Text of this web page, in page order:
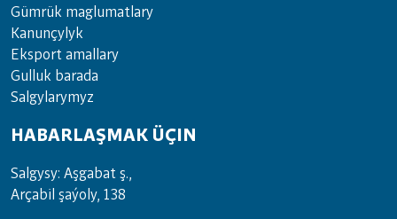
Gümrük maglumatlary
Kanunçylyk
Eksport amallary
Gulluk barada
Salgylarymyz
HABARLAŞMAK ÜÇIN
Salgysy: Aşgabat ş.,
Arçabil şaýoly, 138